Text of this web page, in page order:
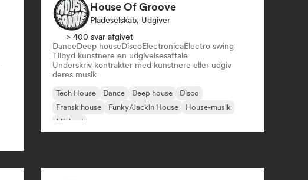
House Of Groove
Pladeselskab, Udgiver
> 400 svar afgivet
DanceDeep houseDiscoElectronicaElectro swing
Tilbyd kunstnere en udgivelsesaftale
Underskriv kontrakter med kunstnere eller udgiv
deres musik
Tech House Dance Deep house
Disco
Fransk house
Funky/Jackin House
House-musik
Minimal